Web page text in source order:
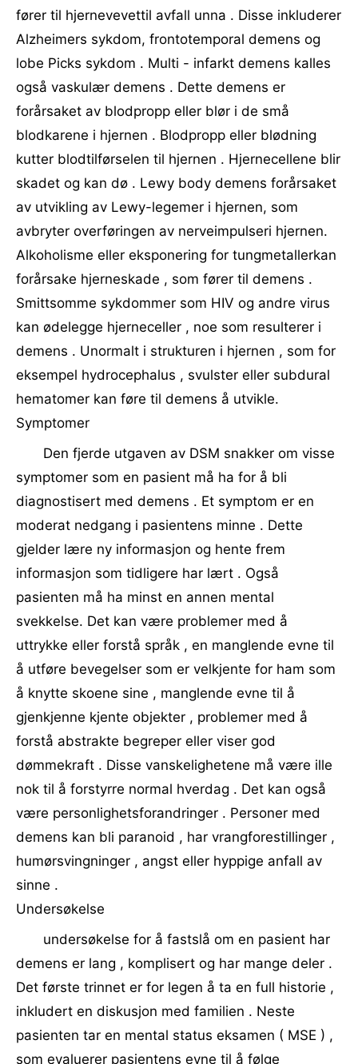
fører til hjernevevettil avfall unna . Disse inkluderer
Alzheimers sykdom, frontotemporal demens og
lobe Picks sykdom . Multi - infarkt demens kalles
også vaskulær demens . Dette demens er
forårsaket av blodpropp eller blør i de små
blodkarene i hjernen . Blodpropp eller blødning
kutter blodtilførselen til hjernen . Hjernecellene blir
skadet og kan dø . Lewy body demens forårsaket
av utvikling av Lewy-legemer i hjernen, som
avbryter overføringen av nerveimpulseri hjernen.
Alkoholisme eller eksponering for tungmetallerkan
forårsake hjerneskade , som fører til demens .
Smittsomme sykdommer som HIV og andre virus
kan ødelegge hjerneceller , noe som resulterer i
demens . Unormalt i strukturen i hjernen , som for
eksempel hydrocephalus , svulster eller subdural
hematomer kan føre til demens å utvikle.
Symptomer
Den fjerde utgaven av DSM snakker om visse
symptomer som en pasient må ha for å bli
diagnostisert med demens . Et symptom er en
moderat nedgang i pasientens minne . Dette
gjelder lære ny informasjon og hente frem
informasjon som tidligere har lært . Også
pasienten må ha minst en annen mental
svekkelse. Det kan være problemer med å
uttrykke eller forstå språk , en manglende evne til
å utføre bevegelser som er velkjente for ham som
å knytte skoene sine , manglende evne til å
gjenkjenne kjente objekter , problemer med å
forstå abstrakte begreper eller viser god
dømmekraft . Disse vanskelighetene må være ille
nok til å forstyrre normal hverdag . Det kan også
være personlighetsforandringer . Personer med
demens kan bli paranoid , har vrangforestillinger ,
humørsvingninger , angst eller hyppige anfall av
sinne .
Undersøkelse
undersøkelse for å fastslå om en pasient har
demens er lang , komplisert og har mange deler .
Det første trinnet er for legen å ta en full historie ,
inkludert en diskusjon med familien . Neste
pasienten tar en mental status eksamen ( MSE ) ,
som evaluerer pasientens evne til å følge